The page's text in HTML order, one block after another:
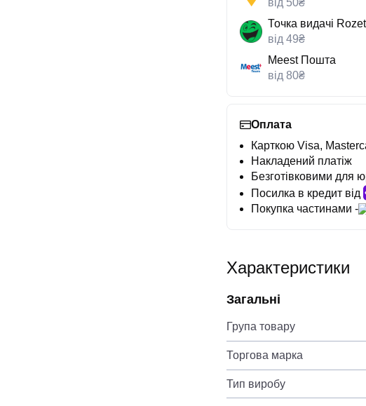
від 50₴
Точка видачі
від 49₴
Meest Пошта
від 80₴
Оплата
Карткою Visa,
Накладений платіж
Безготівковими для
Посилка в кредит від
Покупка частинами -
Характеристики
Загальні
Група товару
Торгова марка
Тип виробу